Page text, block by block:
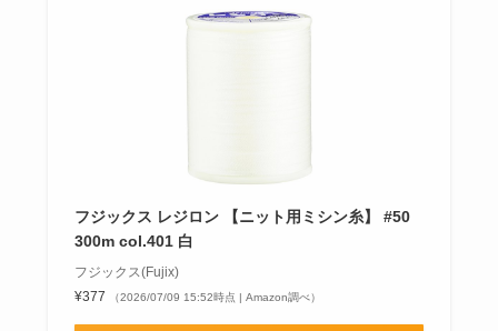
フジックス レジロン 【ニット用ミシン糸】 #50
300m col.401 白
フジックス(Fujix)
¥377
（2026/07/09 15:52時点 | Amazon調べ）